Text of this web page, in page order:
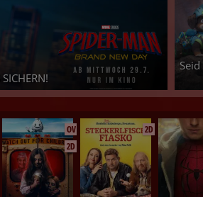
DINO FILM
- Dann sichert Euch jetzt
OV
2D
2D